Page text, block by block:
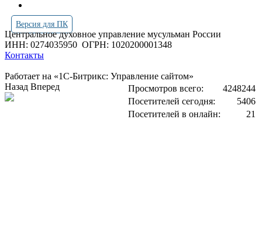
Версия для ПК
Центральное духовное управление мусульман России
ИНН: 0274035950 ОГРН: 1020200001348
Контакты
Работает на «1С-Битрикс: Управление сайтом»
Просмотров всего:
4248244
Посетителей сегодня:
5406
Посетителей в онлайн:
21
Назад Вперед